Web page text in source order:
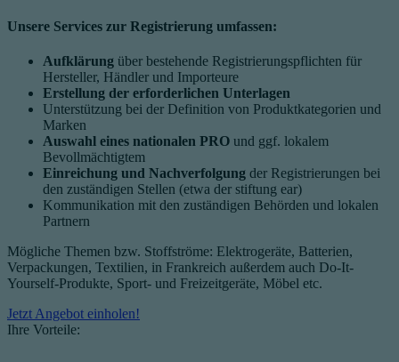
Unsere Services zur Registrierung umfassen:
Aufklärung über bestehende Registrierungspflichten für
Hersteller, Händler und Importeure
Erstellung der erforderlichen Unterlagen
Unterstützung bei der Definition von Produktkategorien und
Marken
Auswahl eines nationalen PRO und ggf. lokalem
Bevollmächtigtem
Einreichung und Nachverfolgung der Registrierungen bei
den zuständigen Stellen (etwa der stiftung ear)
Kommunikation mit den zuständigen Behörden und lokalen
Partnern​
​Mögliche Themen bzw. Stoffströme: Elektrogeräte, Batterien,
Verpackungen, Textilien, in Frankreich außerdem auch Do-It-
Yourself-Produkte, Sport- und Freizeitgeräte, Möbel etc. ​
Jetzt Angebot einholen!
Ihre Vorteile: